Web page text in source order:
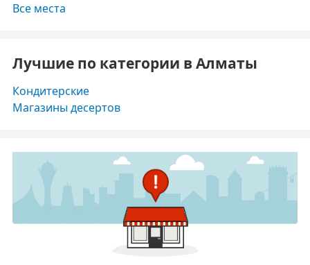
Все места
Лучшие по категории в Алматы
Кондитерские
Магазины десертов